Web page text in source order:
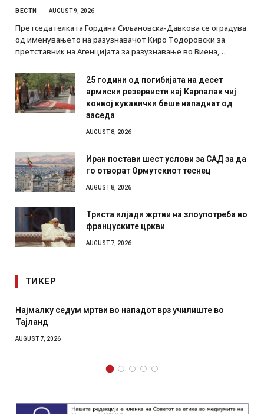
ВЕСТИ AUGUST 9, 2026
Претседателката Гордана Сиљановска-Давкова се оградува
од именувањето на разузнавачот Киро Тодоровски за
претставник на Агенцијата за разузнавање во Виена,…
25 години од погибијата на десет
армиски резервисти кај Карпалак чиј
конвој кукавички беше нападнат од
заседа
AUGUST 8, 2026
Иран постави шест услови за САД за да
го отворат Ормутскиот теснец
AUGUST 8, 2026
Триста илјади жртви на злоупотреба во
француските цркви
AUGUST 7, 2026
ТИКЕР
Најмалку седум мртви во нападот врз училиште во
Тајланд
AUGUST 7, 2026